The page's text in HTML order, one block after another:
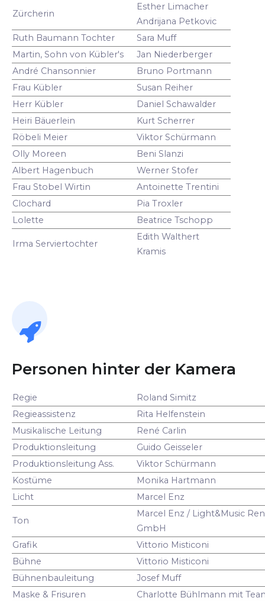
Zürcherin
Esther Limacher
Andrijana Petkovic
Ruth Baumann Tochter
Sara Muff
Martin, Sohn von Kübler's
Jan Niederberger
André Chansonnier
Bruno Portmann
Frau Kübler
Susan Reiher
Herr Kübler
Daniel Schawalder
Heiri Bäuerlein
Kurt Scherrer
Röbeli Meier
Viktor Schürmann
Olly Moreen
Beni Slanzi
Albert Hagenbuch
Werner Stofer
Frau Stobel Wirtin
Antoinette Trentini
Clochard
Pia Troxler
Lolette
Beatrice Tschopp
Irma Serviertochter
Edith Walthert
Kramis
Personen hinter der Kamera
Regie
Roland Simitz
Regieassistenz
Rita Helfenstein
Musikalische Leitung
René Carlin
Produktionsleitung
Guido Geisseler
Produktionsleitung Ass.
Viktor Schürmann
Kostüme
Monika Hartmann
Licht
Marcel Enz
Ton
Marcel Enz / Light&Music
GmbH
Grafik
Vittorio Misticoni
Bühne
Vittorio Misticoni
Bühnenbauleitung
Josef Muff
Maske & Frisuren
Charlotte Bühlmann mit